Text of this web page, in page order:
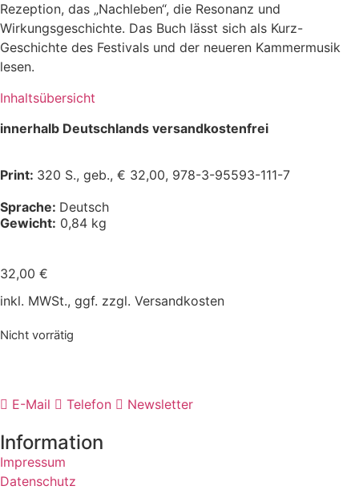
Rezeption, das „Nachleben“, die Resonanz und
Wirkungsgeschichte. Das Buch lässt sich als Kurz-
Geschichte des Festivals und der neueren Kammermusik
lesen.
Inhaltsübersicht
innerhalb Deutschlands versandkostenfrei
Print: 320 S., geb., € 32,00, 978-3-95593-111-7
Sprache: Deutsch
Gewicht: 0,84 kg
32,00 €
inkl. MWSt., ggf. zzgl. Versandkosten
Nicht vorrätig
E-Mail Telefon Newsletter
Information
Impressum
Datenschutz